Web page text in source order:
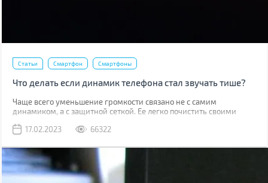
Статьи Смартфон Смартфоны
Что делать если динамик телефона стал звучать тише?
Чаще всего уменьшение громкости связано не с самим
динамиком, а с защитной сеткой. Ее легко почистить своими
необходимое для этого.
17.02.2023 66322